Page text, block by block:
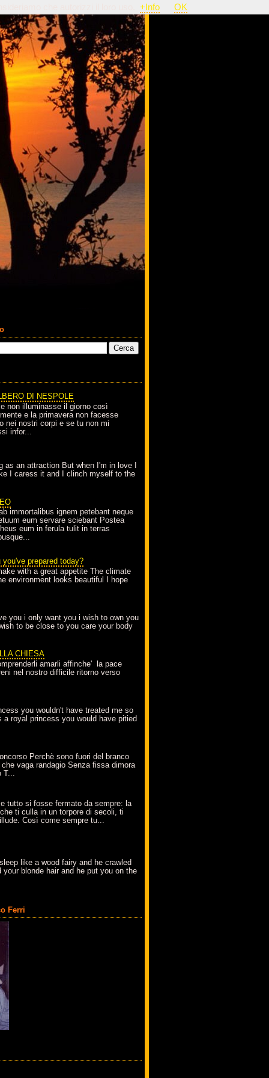
DI NESPOLE
non illuminasse il giorno così
e la primavera non facesse
nei nostri corpi e se tu non mi
infor...
as an attraction But when I'm in love I
I caress it and I clinch myself to the
immortalibus ignem petebant neque
eum servare sciebant Postea
eum in ferula tulit in terras
prepared today?
with a great appetite The climate
environment looks beautiful I hope
you i only want you i wish to own you
to be close to you care your body
CHIESA
amarli affinche' la pace
nel nostro difficile ritorno verso
you wouldn't have treated me so
a royal princess you would have pitied
Perchè sono fuori del branco
vaga randagio Senza fissa dimora
T...
tutto si fosse fermato da sempre: la
ti culla in un torpore di secoli, ti
Così come sempre tu...
like a wood fairy and he crawled
blonde hair and he put you on the
Ferri
+Info OK